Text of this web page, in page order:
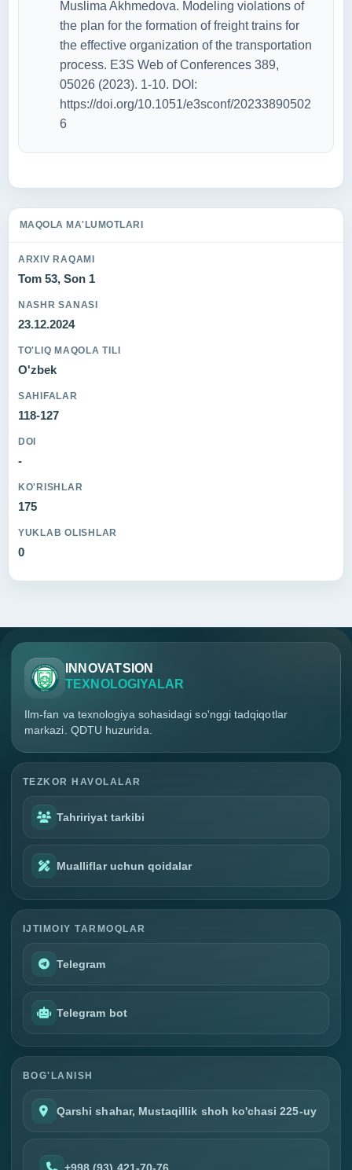
Muslima Akhmedova. Modeling violations of
the plan for the formation of freight trains for
the effective organization of the transportation
process. E3S Web of Conferences 389,
05026 (2023). 1-10. DOI:
https://doi.org/10.1051/e3sconf/20233890502
6
MAQOLA MA'LUMOTLARI
ARXIV RAQAMI
Tom 53, Son 1
NASHR SANASI
23.12.2024
TO'LIQ MAQOLA TILI
O'zbek
SAHIFALAR
118-127
DOI
-
KO'RISHLAR
175
YUKLAB OLISHLAR
0
INNOVATSION
TEXNOLOGIYALAR
Ilm-fan va texnologiya sohasidagi so'nggi tadqiqotlar
markazi. QDTU huzurida.
TEZKOR HAVOLALAR
Tahririyat tarkibi
Mualliflar uchun qoidalar
IJTIMOIY TARMOQLAR
Telegram
Telegram bot
BOG'LANISH
Qarshi shahar, Mustaqillik shoh ko'chasi 225-uy